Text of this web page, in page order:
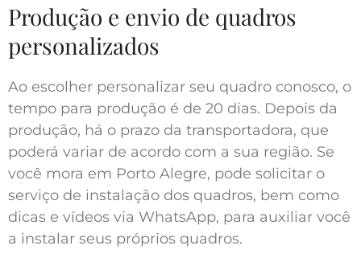
Produção e envio de quadros
personalizados
Ao escolher personalizar seu quadro conosco, o
tempo para produção é de 20 dias. Depois da
produção, há o prazo da transportadora, que
poderá variar de acordo com a sua região. Se
você mora em Porto Alegre, pode solicitar o
serviço de instalação dos quadros, bem como
dicas e vídeos via WhatsApp, para auxiliar você
a instalar seus próprios quadros.